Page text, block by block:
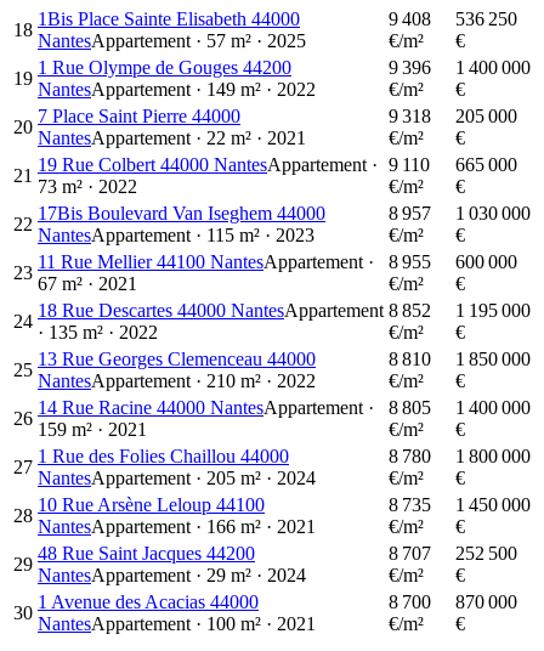
18
1Bis Place Sainte Elisabeth 44000
NantesAppartement · 57 m² · 2025
9 408
€/m²
536 250
€
19
1 Rue Olympe de Gouges 44200
NantesAppartement · 149 m² · 2022
9 396
€/m²
1 400 000
€
20
7 Place Saint Pierre 44000
NantesAppartement · 22 m² · 2021
9 318
€/m²
205 000
€
21
19 Rue Colbert 44000 NantesAppartement ·
73 m² · 2022
9 110
€/m²
665 000
€
22
17Bis Boulevard Van Iseghem 44000
NantesAppartement · 115 m² · 2023
8 957
€/m²
1 030 000
€
23
11 Rue Mellier 44100 NantesAppartement ·
67 m² · 2021
8 955
€/m²
600 000
€
24
18 Rue Descartes 44000 NantesAppartement
· 135 m² · 2022
8 852
€/m²
1 195 000
€
25
13 Rue Georges Clemenceau 44000
NantesAppartement · 210 m² · 2022
8 810
€/m²
1 850 000
€
26
14 Rue Racine 44000 NantesAppartement ·
159 m² · 2021
8 805
€/m²
1 400 000
€
27
1 Rue des Folies Chaillou 44000
NantesAppartement · 205 m² · 2024
8 780
€/m²
1 800 000
€
28
10 Rue Arsène Leloup 44100
NantesAppartement · 166 m² · 2021
8 735
€/m²
1 450 000
€
29
48 Rue Saint Jacques 44200
NantesAppartement · 29 m² · 2024
8 707
€/m²
252 500
€
30
1 Avenue des Acacias 44000
NantesAppartement · 100 m² · 2021
8 700
€/m²
870 000
€